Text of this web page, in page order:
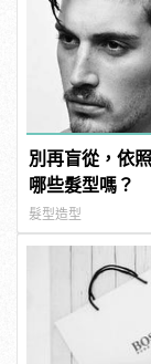
別再盲從，依
哪些髮型嗎？
髮型造型